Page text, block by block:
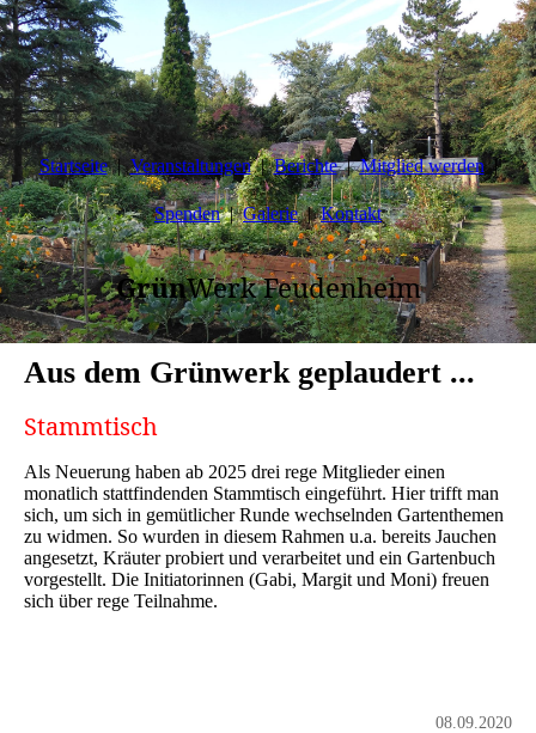
Startseite Veranstaltungen Berichte Mitglied werden
Spenden Galerie Kontakt
GrünWerk Feudenheim
Aus dem Grünwerk geplaudert ...
Stammtisch
Als Neuerung haben ab 2025 drei rege Mitglieder einen
monatlich stattfindenden Stammtisch eingeführt. Hier trifft man
sich, um sich in gemütlicher Runde wechselnden Gartenthemen
zu widmen. So wurden in diesem Rahmen u.a. bereits Jauchen
angesetzt, Kräuter probiert und verarbeitet und ein Gartenbuch
vorgestellt. Die Initiatorinnen (Gabi, Margit und Moni) freuen
sich über rege Teilnahme.
08.09.2020